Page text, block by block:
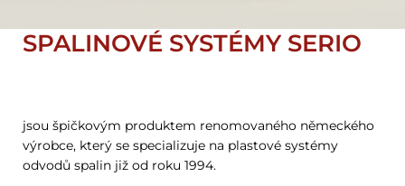
SPALINOVÉ SYSTÉMY SERIO
jsou špičkovým produktem renomovaného německého
výrobce, který se specializuje na plastové systémy
odvodů spalin již od roku 1994.